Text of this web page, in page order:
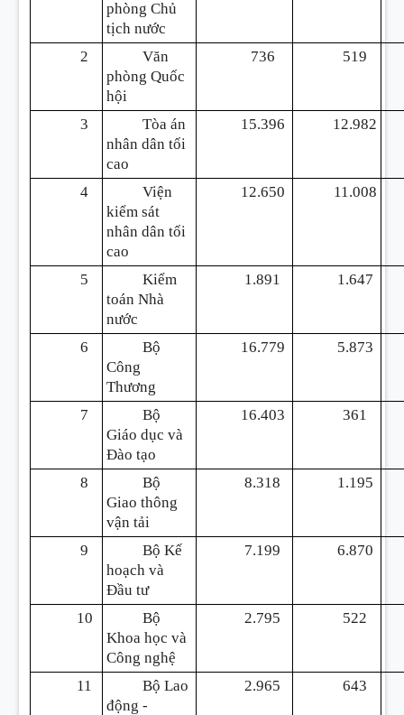
phòng Chủ
tịch nước
2
Văn
phòng Quốc
hội
736 519
3
Tòa án
nhân dân tối
cao
15.396 12.982
4
Viện
kiểm sát
nhân dân tối
cao
12.650 11.008
5
Kiểm
toán Nhà
nước
1.891 1.647
6
Bộ
Công
Thương
16.779 5.873
7
Bộ
Giáo dục và
Đào tạo
16.403 361
8
Bộ
Giao thông
vận tải
8.318 1.195
9
Bộ Kế
hoạch và
Đầu tư
7.199 6.870
10
Bộ
Khoa học và
Công nghệ
2.795 522
11
Bộ Lao
động -
2.965 643